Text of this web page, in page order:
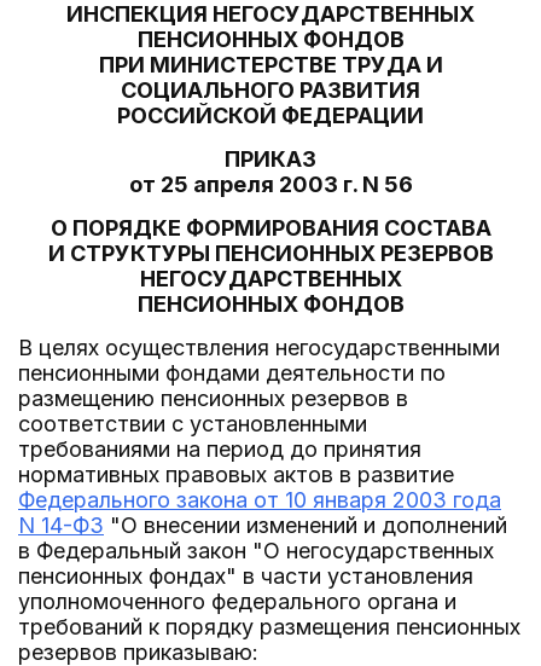
ИНСПЕКЦИЯ НЕГОСУДАРСТВЕННЫХ
ПЕНСИОННЫХ ФОНДОВ
ПРИ МИНИСТЕРСТВЕ ТРУДА И
СОЦИАЛЬНОГО РАЗВИТИЯ
РОССИЙСКОЙ ФЕДЕРАЦИИ
ПРИКАЗ
от 25 апреля 2003 г. N 56
О ПОРЯДКЕ ФОРМИРОВАНИЯ СОСТАВА
И СТРУКТУРЫ ПЕНСИОННЫХ РЕЗЕРВОВ
НЕГОСУДАРСТВЕННЫХ
ПЕНСИОННЫХ ФОНДОВ
В целях осуществления негосударственными
пенсионными фондами деятельности по
размещению пенсионных резервов в
соответствии с установленными
требованиями на период до принятия
нормативных правовых актов в развитие
Федерального закона от 10 января 2003 года
N 14-ФЗ "О внесении изменений и дополнений
в Федеральный закон "О негосударственных
пенсионных фондах" в части установления
уполномоченного федерального органа и
требований к порядку размещения пенсионных
резервов приказываю: